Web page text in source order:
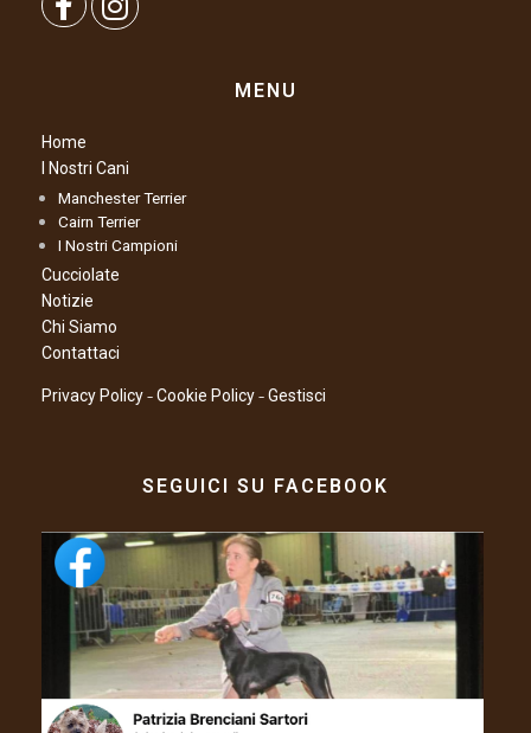
MENU
Home
I Nostri Cani
Manchester Terrier
Cairn Terrier
I Nostri Campioni
Cucciolate
Notizie
Chi Siamo
Contattaci
Privacy Policy–Cookie Policy–Gestisci
SEGUICI SU FACEBOOK